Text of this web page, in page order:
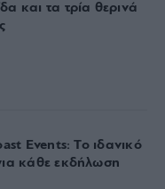
και τα τρία θερινά
Events: Το ιδανικό
κάθε εκδήλωση